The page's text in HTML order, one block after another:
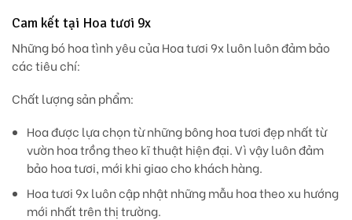
Cam kết tại Hoa tươi 9x
Những bó hoa tình yêu của Hoa tươi 9x luôn luôn đảm bảo
các tiêu chí:
Chất lượng sản phẩm:
Hoa được lựa chọn từ những bông hoa tươi đẹp nhất từ
vườn hoa trồng theo kĩ thuật hiện đại. Vì vậy luôn đảm
bảo hoa tươi, mới khi giao cho khách hàng.
Hoa tươi 9x luôn cập nhật những mẫu hoa theo xu hướng
mới nhất trên thị trường.